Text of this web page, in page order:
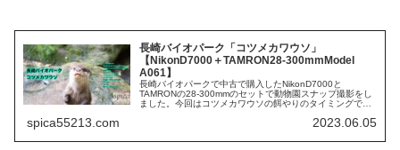
長崎バイオパーク「コツメカワウソ」
【NikonD7000＋TAMRON28-300mmModel
A061】
長崎バイオパークで中古で購入したNikonD7000と
TAMRONの28-300mmのセットで動物園スナップ撮影をし
ました。今回はコツメカワウソの餌やりのタイミングで撮
spica55213.com 2023.06.05